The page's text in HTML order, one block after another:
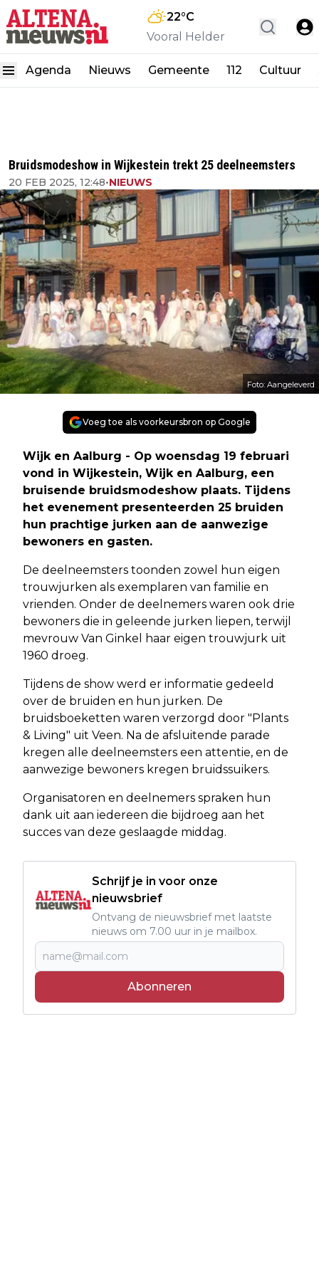
22°C
Vooral Helder
Agenda Nieuws Gemeente 112 Cultuur
Bruidsmodeshow in Wijkestein trekt 25 deelneemsters
20 FEB 2025, 12:48•NIEUWS
Foto: Aangeleverd
Voeg toe als voorkeursbron op Google
Wijk en Aalburg - Op woensdag 19 februari
vond in Wijkestein, Wijk en Aalburg, een
bruisende bruidsmodeshow plaats. Tijdens
het evenement presenteerden 25 bruiden
hun prachtige jurken aan de aanwezige
bewoners en gasten.
De deelneemsters toonden zowel hun eigen
trouwjurken als exemplaren van familie en
vrienden. Onder de deelnemers waren ook drie
bewoners die in geleende jurken liepen, terwijl
mevrouw Van Ginkel haar eigen trouwjurk uit
1960 droeg.
Tijdens de show werd er informatie gedeeld
over de bruiden en hun jurken. De
bruidsboeketten waren verzorgd door "Plants
& Living" uit Veen. Na de afsluitende parade
kregen alle deelneemsters een attentie, en de
aanwezige bewoners kregen bruidssuikers.
Organisatoren en deelnemers spraken hun
dank uit aan iedereen die bijdroeg aan het
succes van deze geslaagde middag.
Schrijf je in voor onze
nieuwsbrief
Ontvang de nieuwsbrief met laatste
nieuws om 7.00 uur in je mailbox.
Abonneren